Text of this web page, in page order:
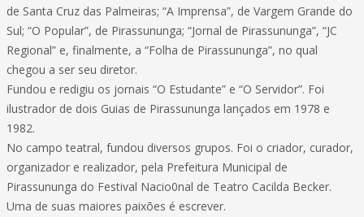
de Santa Cruz das Palmeiras; “A Imprensa”, de Vargem Grande do
Sul; “O Popular”, de Pirassununga; “Jornal de Pirassununga”, “JC
Regional” e, finalmente, a “Folha de Pirassununga”, no qual
chegou a ser seu diretor.
Fundou e redigiu os jornais “O Estudante” e “O Servidor”. Foi
ilustrador de dois Guias de Pirassununga lançados em 1978 e
1982.
No campo teatral, fundou diversos grupos. Foi o criador, curador,
organizador e realizador, pela Prefeitura Municipal de
Pirassununga do Festival Nacio0nal de Teatro Cacilda Becker.
Uma de suas maiores paixões é escrever.